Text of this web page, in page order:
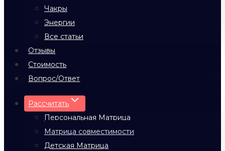
Чакры
Энергии
Все статьи
Отзывы
Стоимость
Вопрос/Ответ
Рассчитать
Персональная Матрица
Матрица совместимости
Детская Матрица